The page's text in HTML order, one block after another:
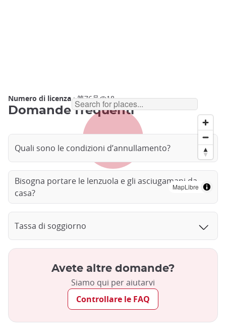
MapLibre
Numero di licenza: 第76号の18
Domande frequenti
Quali sono le condizioni d’annullamento?
Bisogna portare le lenzuola e gli asciugamani da
casa?
Tassa di soggiorno
Avete altre domande?
Siamo qui per aiutarvi
Controllare le FAQ